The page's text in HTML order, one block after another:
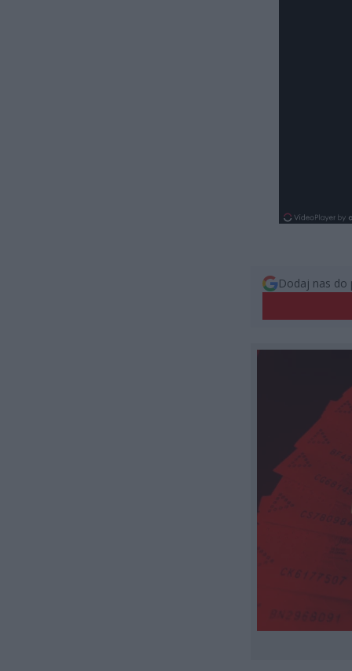
Dodaj nas do